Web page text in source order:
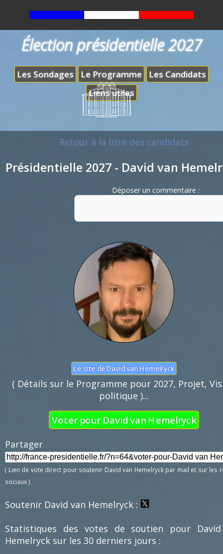
Les Sondages Le Programme
Les Candidats
Liens utiles
Élection présidentielle 2027
Retour à la liste des candidats
Présidentielle 2027 - David van
Déposer un commentaire :
Mail :
Fonction de commentaires dédiée au débat
Pas d'insultes. Merci.
Le site de David van Hemelryck
( Détails sur le Programme pour 2027, Projet,
politique )...
Voter pour David van Hemelryck
Partager
( Lien de vote direct pour soutenir David van Hemelryck par mail et sur les
sociaux )
Soutenir David van Hemelryck :
Statistiques des votes de soutien pour
Hemelryck sur les 30 derniers jours :